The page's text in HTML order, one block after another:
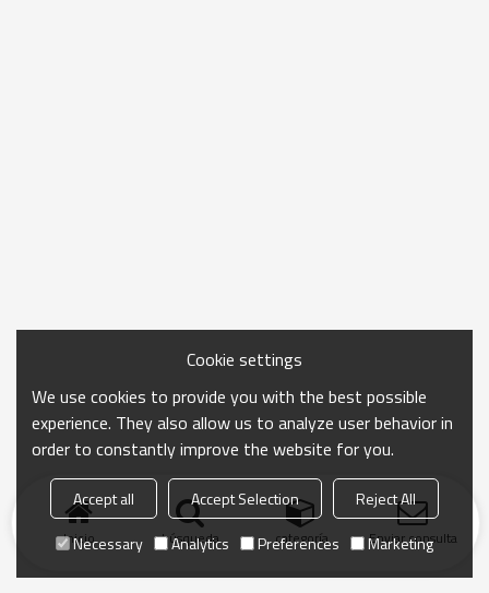
Inicio búsqueda categoría Enviar consulta
Cookie settings
We use cookies to provide you with the best possible
experience. They also allow us to analyze user behavior in
order to constantly improve the website for you.
Accept all Accept Selection
Reject All
Necessary
Analytics Preferences Marketing